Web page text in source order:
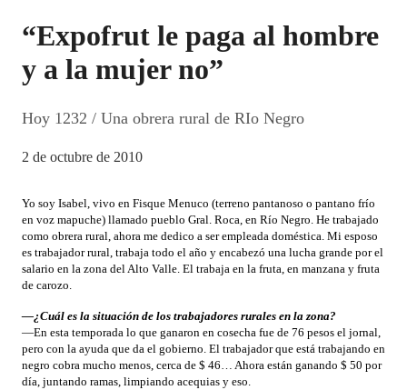
“Expofrut le paga al hombre
y a la mujer no”
Hoy 1232 / Una obrera rural de RIo Negro
2 de octubre de 2010
Yo soy Isabel, vivo en Fisque Menuco (terreno pantanoso o pantano frío
en voz mapuche) llamado pueblo Gral. Roca, en Río Negro. He trabajado
como obrera rural, ahora me dedico a ser empleada doméstica. Mi esposo
es trabajador rural, trabaja todo el año y encabezó una lucha grande por el
salario en la zona del Alto Valle. El trabaja en la fruta, en manzana y fruta
de carozo.
—¿Cuál es la situación de los trabajadores rurales en la zona?
—En esta temporada lo que ganaron en cosecha fue de 76 pesos el jornal,
pero con la ayuda que da el gobierno. El trabajador que está trabajando en
negro cobra mucho menos, cerca de $ 46… Ahora están ganando $ 50 por
día, juntando ramas, limpiando acequias y eso.